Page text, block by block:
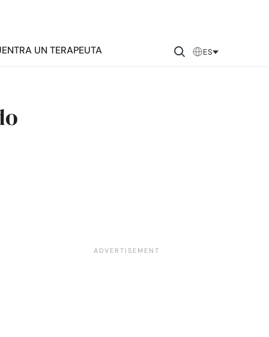
UN TERAPEUTA ES